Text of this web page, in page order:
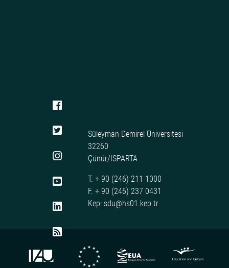
Süleyman Demirel Üniversitesi
32260
Çünür/ISPARTA
T. + 90 (246) 211 1000
F. + 90 (246) 237 0431
Kep: sdu@hs01.kep.tr